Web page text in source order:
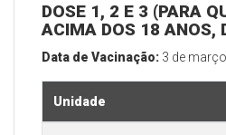
DOSE 1, 2 E 3 (PARA
ACIMA DOS 18 ANOS,
Data de Vacinação: 3 de
Unidade